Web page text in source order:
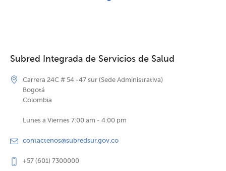
Subred Integrada de Servicios de Salud
Carrera 24C # 54 -47 sur (Sede Administrativa)
Bogotá
Colombia
Lunes a Viernes 7:00 am - 4:00 pm
contactenos@subredsur.gov.co
+57 (601) 7300000